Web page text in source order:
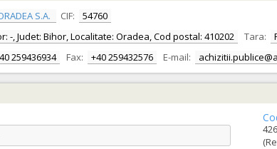
S.A. CIF:
54760
-, Judet: Bihor, Localitate: Oradea, Cod postal: 410202 Tara:
259436934 Fax: +40 259432576 E-mail: